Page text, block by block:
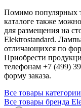
Помимо популярных
каталоге также
для размещения на
Elektrostandard.
отличающихся по
Приобрести
телефонам +7 (499)
форму заказа.
Все товары категории
Все товары бренда